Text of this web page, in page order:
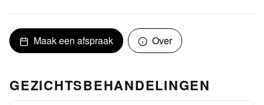
Maak een afspraak Over
GEZICHTSBEHANDELINGEN